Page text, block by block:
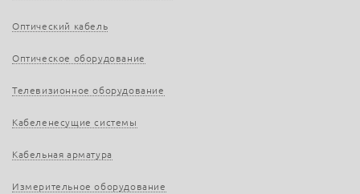
Оптический кабель
Оптическое оборудование
Телевизионное оборудование
Кабеленесущие системы
Кабельная арматура
Измерительное оборудование